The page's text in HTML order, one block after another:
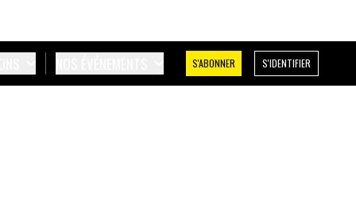
S'ABONNER S'IDENTIFIER